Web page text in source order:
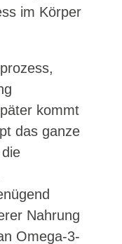
im Körper
kommt
das ganze
Nahrung
Omega-3-